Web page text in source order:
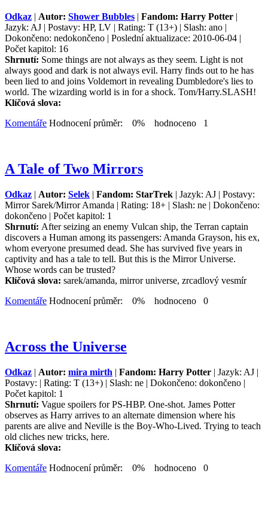
Odkaz | Autor: Shower Bubbles | Fandom: Harry Potter |
Jazyk: AJ | Postavy: HP, LV | Rating: T (13+) | Slash: ano |
Dokončeno: nedokončeno | Poslední aktualizace: 2010-06-04 |
Počet kapitol: 16
Shrnutí: Some things are not always as they seem. Light is not
always good and dark is not always evil. Harry finds out to he has
been lied to and joins Voldemort in revealing Dumbledore's lies to
world. The wizarding world is in for a shock. Tom/Harry.SLASH!
Klíčová slova:
Komentáře Hodnocení průměr: 0% hodnoceno 1
A Tale of Two Mirrors
Odkaz | Autor: Selek | Fandom: StarTrek | Jazyk: AJ | Postavy:
Mirror Sarek/Mirror Amanda | Rating: 18+ | Slash: ne | Dokončeno:
dokončeno | Počet kapitol: 1
Shrnutí: After seizing an enemy Vulcan ship, the Terran captain
discovers a Human among its passengers: Amanda Grayson, his ex,
whom everyone presumed dead. She has survived five years in
captivity and has a tale to tell. But this is the Mirror Universe.
Whose words can be trusted?
Klíčová slova: sarek/amanda, mirror universe, zrcadlový vesmír
Komentáře Hodnocení průměr: 0% hodnoceno 0
Across the Universe
Odkaz | Autor: mira mirth | Fandom: Harry Potter | Jazyk: AJ |
Postavy: | Rating: T (13+) | Slash: ne | Dokončeno: dokončeno |
Počet kapitol: 1
Shrnutí: Vague spoilers for PS-HBP. One-shot. James Potter
observes as Harry arrives to an alternate dimension where his
parents are alive and Neville is the Boy-Who-Lived. Trying to teach
old cliches new tricks, here.
Klíčová slova:
Komentáře Hodnocení průměr: 0% hodnoceno 0